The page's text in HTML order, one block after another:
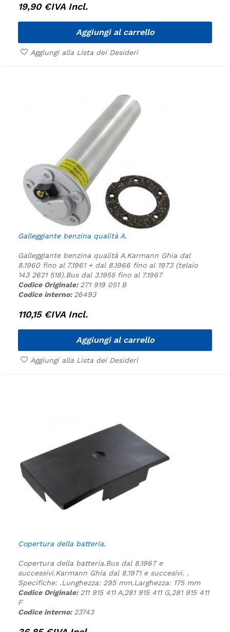
19,90 €IVA Incl.
Aggiungi al carrello
Aggiungi alla Lista dei Desideri
Galleggiante benzina qualità A.
Galleggiante benzina qualità A.Karmann Ghia dal
8.1960 fino al 7.1961 + dal 8.1966 fino al 1973 (telaio
143 2621 518).Bus dal 3.1955 fino al 7.1967
Codice Originale: 271 919 051 B
Codice interno: 26493
110,15 €IVA Incl.
Aggiungi al carrello
Aggiungi alla Lista dei Desideri
Copertura della batteria.
Copertura della batteria.Bus dal 8.1967 e
successivi.Karmann Ghia dal 8.1971 e succesivi. .
Specifiche: .Lunghezza: 295 mm.Larghezza: 175 mm
Codice Originale: 211 915 411 A,281 915 411 G,281 915 411
F
Codice interno: 23743